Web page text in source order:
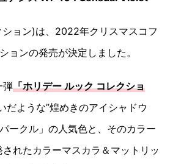
ョン)は、2022年クリスマスコフ
ョンの発売が決定しました。
弾「ホリデー ルック コレクショ
だような”煌めきのアイシャドウ
ークル」の人気色と、そのカラー
れたカラーマスカラ＆マットリッ